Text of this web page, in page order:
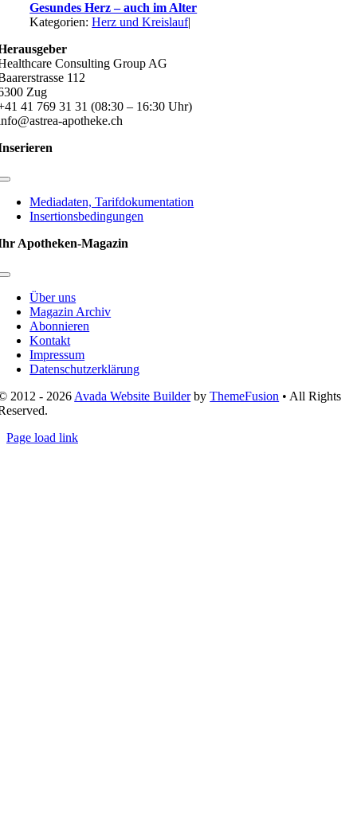
Gesundes Herz – auch im Alter
Kategorien:Herz und Kreislauf|
Consulting Group AG
112
Zug
41 769 31 31 (08:30 – 16:30 Uhr)
apotheke.ch
Toggle
NavigationMediadaten, Tarifdokumentation
Insertionsbedingungen
Apotheken-Magazin
Toggle
NavigationÜber uns
Magazin Archiv
Abonnieren
Kontakt
Impressum
Datenschutzerklärung
2012 - 2026 Avada Website BuilderbyThemeFusion • All Rights
Page load link